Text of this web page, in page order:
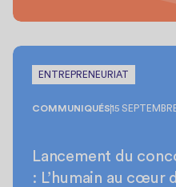
ENTREPRENEURIAT
COMMUNIQUÉS15
Lancement du
: L’humain au cœur